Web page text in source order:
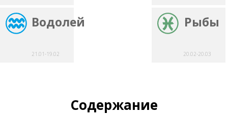
Водолей
21.01-19.02
Рыбы
20.02-20.03
Содержание